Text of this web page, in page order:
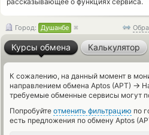
Город: Душанбе
Курсы обмена Калькулятор
К сожалению, на данный момент в
направлением обмена Aptos (APT) →
требуемые обменные сервисы могут
Попробуйте отменить фильтрацию по
есть предложения по обмену Aptos